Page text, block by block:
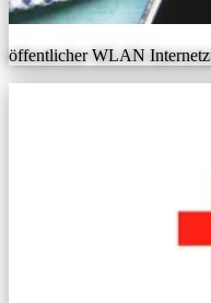
öffentlicher WLAN